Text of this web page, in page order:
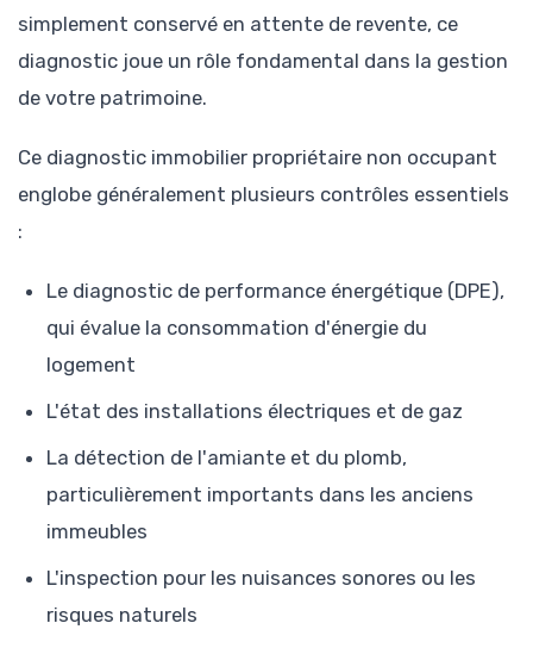
simplement conservé en attente de revente, ce
diagnostic joue un rôle fondamental dans la gestion
de votre patrimoine.
Ce diagnostic immobilier propriétaire non occupant
englobe généralement plusieurs contrôles essentiels
:
Le diagnostic de performance énergétique (DPE),
qui évalue la consommation d'énergie du
logement
L'état des installations électriques et de gaz
La détection de l'amiante et du plomb,
particulièrement importants dans les anciens
immeubles
L'inspection pour les nuisances sonores ou les
risques naturels